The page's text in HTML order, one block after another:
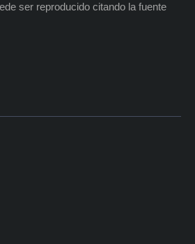
ser reproducido citando la fuente